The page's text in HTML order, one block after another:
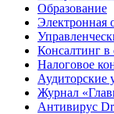
Образование
Электронная
Консалтинг в
Налоговое
Аудиторские
Журнал
Антивирус